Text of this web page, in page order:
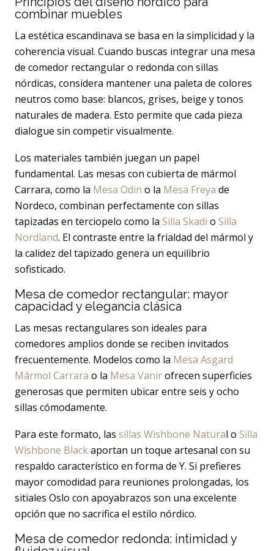
combinar muebles
La estética escandinava se basa en la simplicidad y la
coherencia visual. Cuando buscas integrar una mesa
de comedor rectangular o redonda con sillas
nórdicas, considera mantener una paleta de colores
neutros como base: blancos, grises, beige y tonos
naturales de madera. Esto permite que cada pieza
dialogue sin competir visualmente.
Los materiales también juegan un papel
fundamental. Las mesas con cubierta de mármol
Carrara, como la Mesa Odin o la Mesa Freya de
Nordeco, combinan perfectamente con sillas
tapizadas en terciopelo como la Silla Skadi o Silla
Nordland. El contraste entre la frialdad del mármol y
la calidez del tapizado genera un equilibrio
sofisticado.
Mesa de comedor rectangular: mayor
capacidad y elegancia clásica
Las mesas rectangulares son ideales para
comedores amplios donde se reciben invitados
frecuentemente. Modelos como la Mesa Asgard
Mármol Carrara o la Mesa Vanirofrecen superficies
generosas que permiten ubicar entre seis y ocho
sillas cómodamente.
Para este formato, las sillas Wishbone Natural o Silla
Wishbone Blackaportan un toque artesanal con su
respaldo característico en forma de Y. Si prefieres
mayor comodidad para reuniones prolongadas, los
sitiales Oslo con apoyabrazos son una excelente
opción que no sacrifica el estilo nórdico.
Mesa de comedor redonda: intimidad y